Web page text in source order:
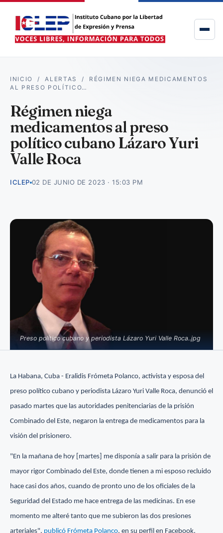
INICIO /ALERTAS / RÉGIMEN NIEGA MEDICAMENTOS
AL PRESO POLÍTICO…
Régimen niega
medicamentos al preso
político cubano Lázaro Yuri
Valle Roca
ICLEP 02 DE JUNIO DE 2023 · 15:03 PM
Preso político cubano y periodista Lázaro Yuri Valle Roca..jpg
La Habana, Cuba - Eralidis Frómeta Polanco, activista y esposa del
preso político cubano y periodista Lázaro Yuri Valle Roca, denunció el
pasado martes que las autoridades penitenciarias de la prisión
Combinado del Este, negaron la entrega de medicamentos para la
visión del prisionero.
"En la mañana de hoy [martes] me disponía a salir para la prisión de
mayor rigor Combinado del Este, donde tienen a mi esposo recluido
hace casi dos años, cuando de pronto uno de los oficiales de la
Seguridad del Estado me hace entrega de las medicinas. En ese
momento me alteré tanto que me subieron las dos presiones
arteriales", publicó Frómeta Polanco, en su perfil en Facebook,